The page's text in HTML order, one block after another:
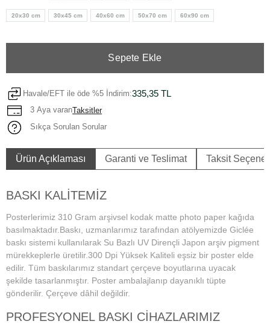
20x30 cm 30x45 cm 40x60 cm 50x70 cm 60x90 cm
Sepete Ekle
Havale/EFT ile öde %5 İndirim:335,35 TL
3 Aya varanTaksitler
Sıkça Sorulan Sorular
Ürün Açıklaması Garanti ve Teslimat Taksit
BASKI KALİTEMİZ
Posterlerimiz 310 Gram arşivsel kodak matte photo paper kağıda
basılmaktadır.Baskı, uzmanlarımız tarafından atölyemizde Giclée
baskı sistemi kullanılarak Su Bazlı UV Dirençli Japon arşiv pigment
mürekkeplerle üretilir.300 Dpi Yüksek Kaliteli eşsiz bir poster elde
edilir. Tüm baskılarımız standart çerçeve boyutlarına uyacak
şekilde tasarlanmıştır. Poster ambalajlanıp dayanıklı tüpte
gönderilir. Çerçeve dâhil değildir.
PROFESYONEL BASKI CİHAZLARIMIZ